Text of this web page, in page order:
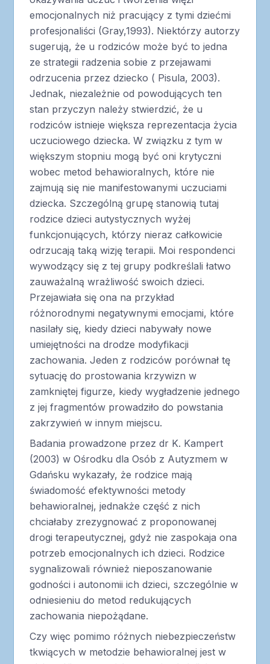
emocjonalnych niż pracujący z tymi dziećmi
profesjonaliści (Gray,1993). Niektórzy autorzy
sugerują, że u rodziców może być to jedna
ze strategii radzenia sobie z przejawami
odrzucenia przez dziecko ( Pisula, 2003).
Jednak, niezależnie od powodujących ten
stan przyczyn należy stwierdzić, że u
rodziców istnieje większa reprezentacja życia
uczuciowego dziecka. W związku z tym w
większym stopniu mogą być oni krytyczni
wobec metod behawioralnych, które nie
zajmują się nie manifestowanymi uczuciami
dziecka. Szczególną grupę stanowią tutaj
rodzice dzieci autystycznych wyżej
funkcjonujących, którzy nieraz całkowicie
odrzucają taką wizję terapii. Moi respondenci
wywodzący się z tej grupy podkreślali łatwo
zauważalną wrażliwość swoich dzieci.
Przejawiała się ona na przykład
różnorodnymi negatywnymi emocjami, które
nasilały się, kiedy dzieci nabywały nowe
umiejętności na drodze modyfikacji
zachowania. Jeden z rodziców porównał tę
sytuację do prostowania krzywizn w
zamkniętej figurze, kiedy wygładzenie jednego
z jej fragmentów prowadziło do powstania
zakrzywień w innym miejscu.
Badania prowadzone przez dr K. Kampert
(2003) w Ośrodku dla Osób z Autyzmem w
Gdańsku wykazały, że rodzice mają
świadomość efektywności metody
behawioralnej, jednakże część z nich
chciałaby zrezygnować z proponowanej
drogi terapeutycznej, gdyż nie zaspokaja ona
potrzeb emocjonalnych ich dzieci. Rodzice
sygnalizowali również nieposzanowanie
godności i autonomii ich dzieci, szczególnie w
odniesieniu do metod redukujących
zachowania niepożądane.
Czy więc pomimo różnych niebezpieczeństw
tkwiących w metodzie behawioralnej jest w